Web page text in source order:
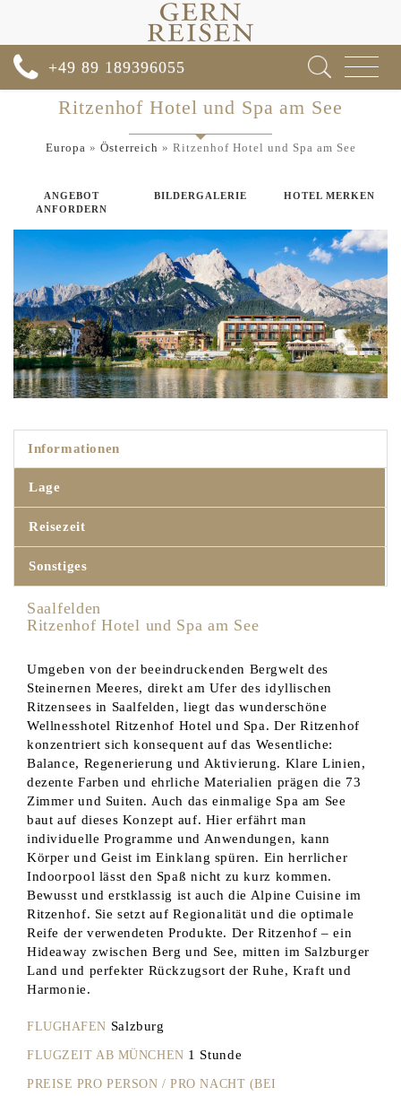
Toggle
+49 89 189396055
Ritzenhof Hotel und Spa am See
Europa » Österreich » Ritzenhof Hotel und Spa am See
ANGEBOT
ANFORDERN
BILDERGALERIE HOTEL MERKEN
Informationen
Lage
Reisezeit
Sonstiges
Saalfelden
Ritzenhof Hotel und Spa am See
Umgeben von der beeindruckenden Bergwelt des
Steinernen Meeres, direkt am Ufer des idyllischen
Ritzensees in Saalfelden, liegt das wunderschöne
Wellnesshotel Ritzenhof Hotel und Spa. Der Ritzenhof
konzentriert sich konsequent auf das Wesentliche:
Balance, Regenerierung und Aktivierung. Klare Linien,
dezente Farben und ehrliche Materialien prägen die 73
Zimmer und Suiten. Auch das einmalige Spa am See
baut auf dieses Konzept auf. Hier erfährt man
individuelle Programme und Anwendungen, kann
Körper und Geist im Einklang spüren. Ein herrlicher
Indoorpool lässt den Spaß nicht zu kurz kommen.
Bewusst und erstklassig ist auch die Alpine Cuisine im
Ritzenhof. Sie setzt auf Regionalität und die optimale
Reife der verwendeten Produkte. Der Ritzenhof – ein
Hideaway zwischen Berg und See, mitten im Salzburger
Land und perfekter Rückzugsort der Ruhe, Kraft und
Harmonie.
FLUGHAFEN Salzburg
FLUGZEIT AB MÜNCHEN 1 Stunde
PREISE PRO PERSON / PRO NACHT (BEI